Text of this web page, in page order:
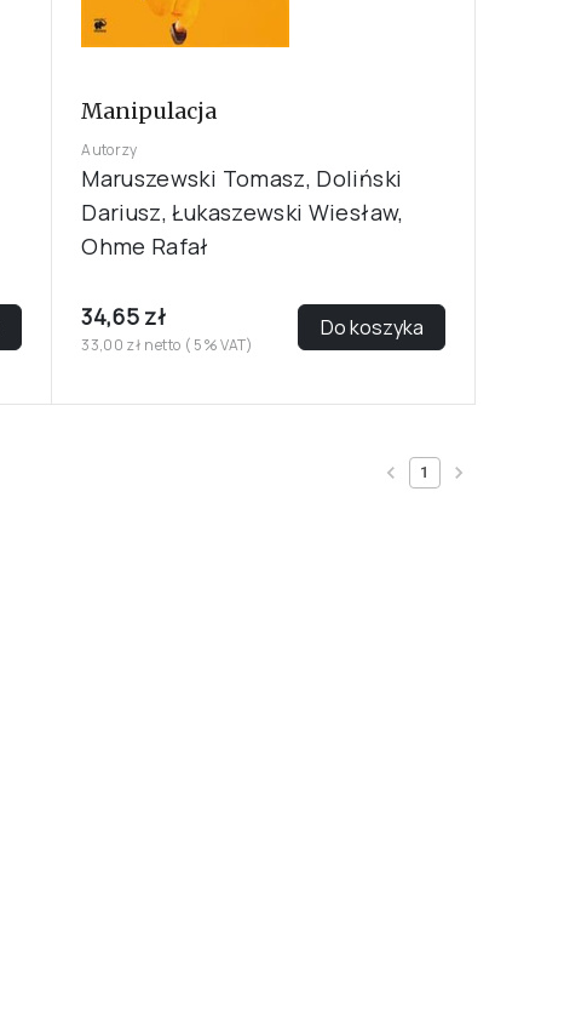
Manipulacja
Autorzy
Maruszewski Tomasz, Doliński
Dariusz, Łukaszewski Wiesław,
Ohme Rafał
34,65 zł
33,00 zł netto ( 5% VAT)
Do koszyka
1